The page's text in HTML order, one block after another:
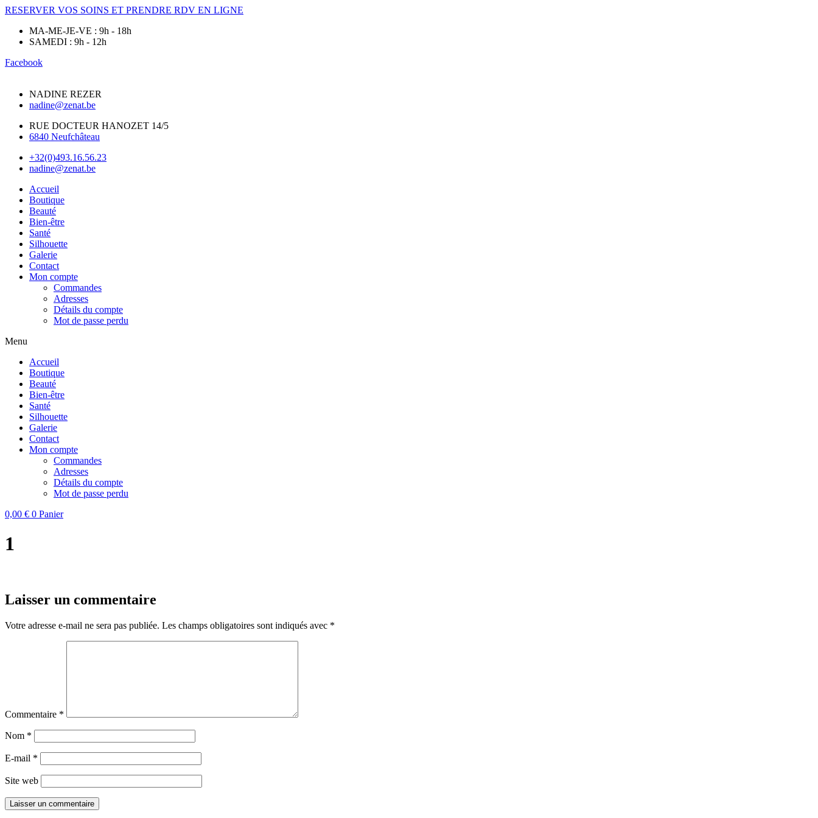
RESERVER VOS SOINS ET PRENDRE RDV EN LIGNE
MA-ME-JE-VE : 9h - 18h
SAMEDI : 9h - 12h
Facebook
NADINE REZER
nadine@zenat.be
RUE DOCTEUR HANOZET 14/5
6840 Neufchâteau
+32(0)493.16.56.23
nadine@zenat.be
Accueil
Boutique
Beauté
Bien-être
Santé
Silhouette
Galerie
Contact
Mon compte
Commandes
Adresses
Détails du compte
Mot de passe perdu
Menu
Accueil
Boutique
Beauté
Bien-être
Santé
Silhouette
Galerie
Contact
Mon compte
Commandes
Adresses
Détails du compte
Mot de passe perdu
0,00 € 0 Panier
1
Laisser un commentaire
Votre adresse e-mail ne sera pas publiée. Les champs obligatoires sont indiqués avec *
Commentaire *
Nom *
E-mail *
Site web